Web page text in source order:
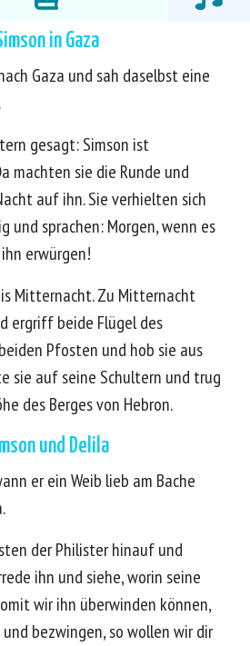
in Gaza
Gaza und sah daselbst eine
gesagt: Simson ist
machten sie die Runde und
auf ihn. Sie verhielten sich
und sprachen: Morgen, wenn es
erwürgen!
Mitternacht. Zu Mitternacht
ergriff beide Flügel des
Pfosten und hob sie aus
sie auf seine Schultern und trug
des Berges von Hebron.
und Delila
er ein Weib lieb am Bache
der Philister hinauf und
ihn und siehe, worin seine
wir ihn überwinden können,
bezwingen, so wollen wir dir